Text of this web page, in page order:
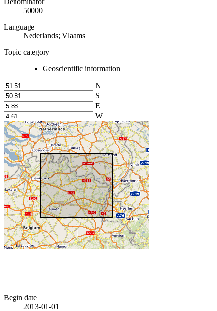
50000
Language
Nederlands; Vlaams
Topic category
Geoscientific information
N
S
E
W
Begin date
2013-01-01